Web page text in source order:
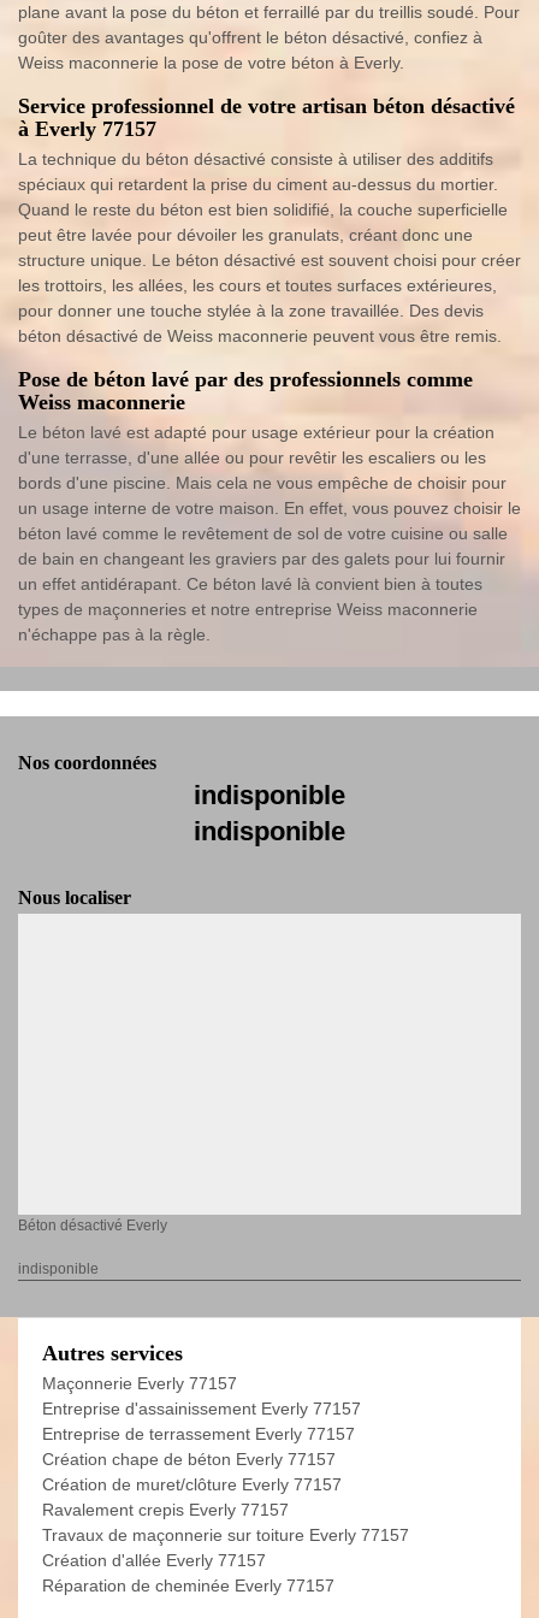
plane avant la pose du béton et ferraillé par du treillis soudé. Pour
goûter des avantages qu'offrent le béton désactivé, confiez à
Weiss maconnerie la pose de votre béton à Everly.
Service professionnel de votre artisan béton désactivé
à Everly 77157
La technique du béton désactivé consiste à utiliser des additifs
spéciaux qui retardent la prise du ciment au-dessus du mortier.
Quand le reste du béton est bien solidifié, la couche superficielle
peut être lavée pour dévoiler les granulats, créant donc une
structure unique. Le béton désactivé est souvent choisi pour créer
les trottoirs, les allées, les cours et toutes surfaces extérieures,
pour donner une touche stylée à la zone travaillée. Des devis
béton désactivé de Weiss maconnerie peuvent vous être remis.
Pose de béton lavé par des professionnels comme
Weiss maconnerie
Le béton lavé est adapté pour usage extérieur pour la création
d'une terrasse, d'une allée ou pour revêtir les escaliers ou les
bords d'une piscine. Mais cela ne vous empêche de choisir pour
un usage interne de votre maison. En effet, vous pouvez choisir le
béton lavé comme le revêtement de sol de votre cuisine ou salle
de bain en changeant les graviers par des galets pour lui fournir
un effet antidérapant. Ce béton lavé là convient bien à toutes
types de maçonneries et notre entreprise Weiss maconnerie
n'échappe pas à la règle.
Nos coordonnées
indisponible
indisponible
Nous localiser
Béton désactivé Everly
indisponible
Autres services
Maçonnerie Everly 77157
Entreprise d'assainissement Everly 77157
Entreprise de terrassement Everly 77157
Création chape de béton Everly 77157
Création de muret/clôture Everly 77157
Ravalement crepis Everly 77157
Travaux de maçonnerie sur toiture Everly 77157
Création d'allée Everly 77157
Réparation de cheminée Everly 77157